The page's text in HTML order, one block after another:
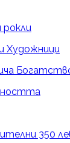
рокли
Художници
350